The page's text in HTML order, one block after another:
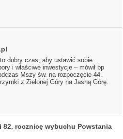
dobry czas, aby ustawić sobie
i właściwe inwestycje – mówił bp
Mszy św. na rozpoczęcie 44.
z Zielonej Góry na Jasną Górę.
82. rocznicę wybuchu Powstania